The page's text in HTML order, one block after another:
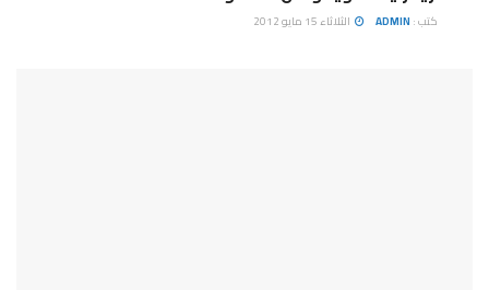
كتب : ADMIN الثلاثاء 15 مايو 2012